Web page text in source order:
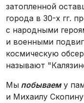
затопленной
города в 30-х гг.
с народными
и военными
космическую
называют
Мы побываему
и Михаилу